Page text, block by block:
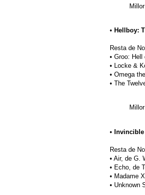
• Hellboy:
Resta de
• Groo:
• Locke &
• Omega
• The
•
Resta de
• Air, de G.
• Echo, de
• Madame
• Unknown